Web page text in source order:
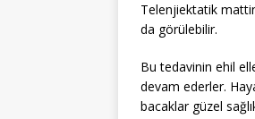
Telenjiektatik
da görülebilir.
Bu tedavinin ehil
devam ederler.
bacaklar güzel